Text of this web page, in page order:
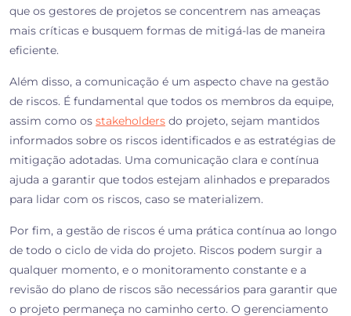
que os gestores de projetos se concentrem nas ameaças
mais críticas e busquem formas de mitigá-las de maneira
eficiente.
Além disso, a comunicação é um aspecto chave na gestão
de riscos. É fundamental que todos os membros da equipe,
assim como os stakeholders do projeto, sejam mantidos
informados sobre os riscos identificados e as estratégias de
mitigação adotadas. Uma comunicação clara e contínua
ajuda a garantir que todos estejam alinhados e preparados
para lidar com os riscos, caso se materializem.
Por fim, a gestão de riscos é uma prática contínua ao longo
de todo o ciclo de vida do projeto. Riscos podem surgir a
qualquer momento, e o monitoramento constante e a
revisão do plano de riscos são necessários para garantir que
o projeto permaneça no caminho certo. O gerenciamento